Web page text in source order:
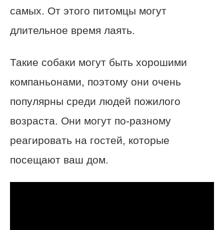
самых. От этого питомцы могут
длительное время лаять.
Такие собаки могут быть хорошими
компаньонами, поэтому они очень
популярны среди людей пожилого
возраста. Они могут по-разному
реагировать на гостей, которые
посещают ваш дом.